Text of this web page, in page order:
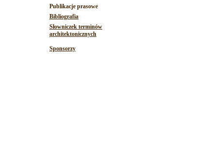
Publikacje prasowe
Bibliografia
Słowniczek terminów
architektonicznych
Sponsorzy